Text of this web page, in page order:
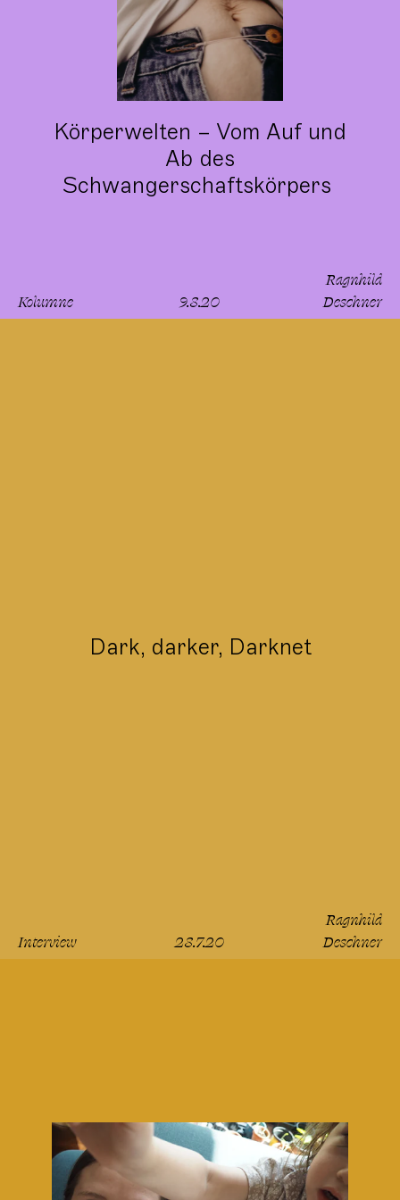
Körperwelten – Vom Auf und
Ab des
Schwangerschaftskörpers
Kolumne 9.8.20
Ragnhild
Deschner
Dark, darker, Darknet
Interview 28.7.20
Ragnhild
Deschner